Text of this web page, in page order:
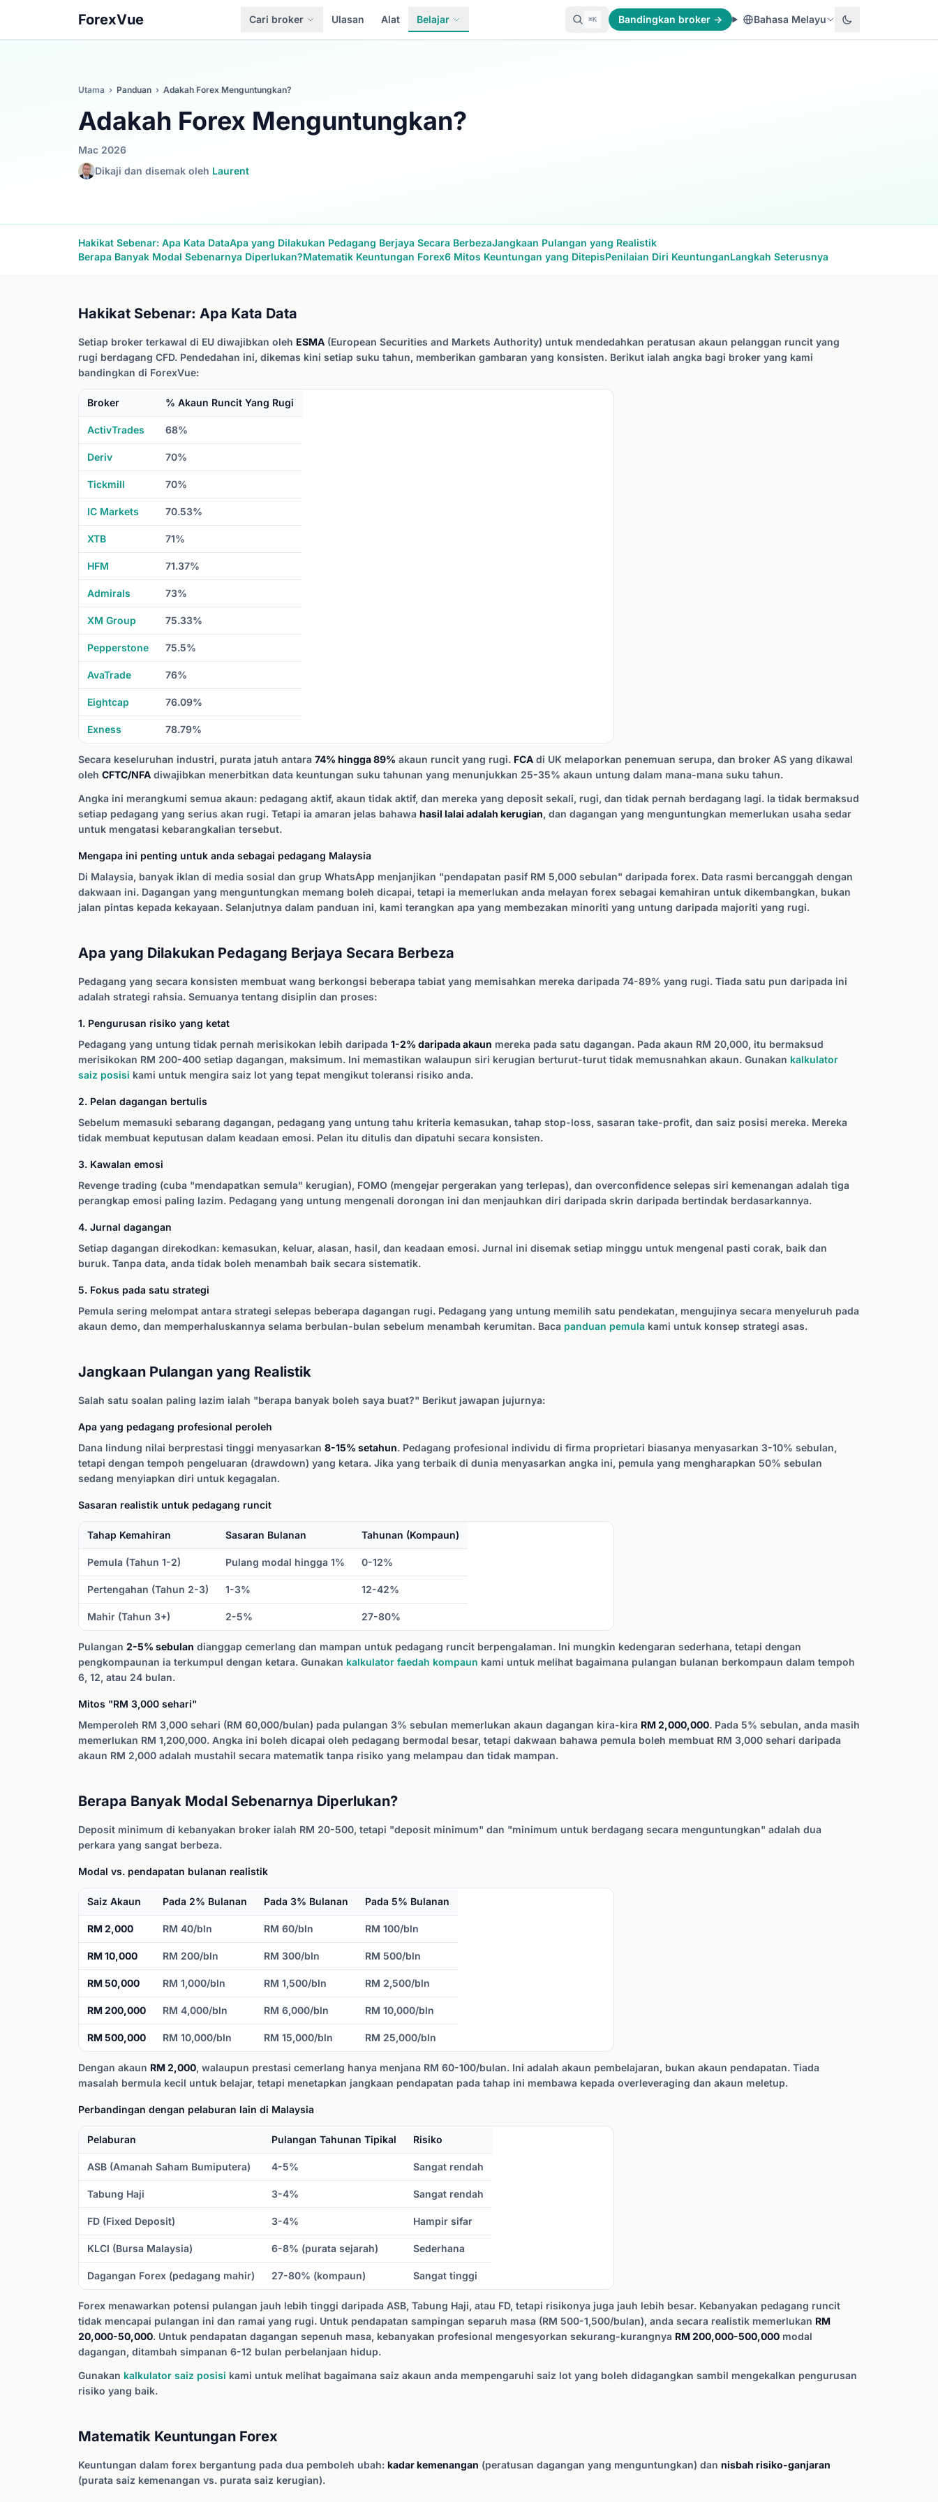
ForexVue Cari broker Ulasan Alat Belajar ⌘K Bandingkan broker → Bahasa Melayu
Utama › Panduan › Adakah Forex Menguntungkan?
Adakah Forex Menguntungkan?
Mac 2026
Dikaji dan disemak oleh Laurent
Hakikat Sebenar: Apa Kata DataApa yang Dilakukan Pedagang Berjaya Secara BerbezaJangkaan Pulangan yang Realistik
Berapa Banyak Modal Sebenarnya Diperlukan?Matematik Keuntungan Forex6 Mitos Keuntungan yang DitepisPenilaian Diri KeuntunganLangkah Seterusnya
Hakikat Sebenar: Apa Kata Data
Setiap broker terkawal di EU diwajibkan oleh ESMA (European Securities and Markets Authority) untuk mendedahkan peratusan akaun pelanggan runcit yang
rugi berdagang CFD. Pendedahan ini, dikemas kini setiap suku tahun, memberikan gambaran yang konsisten. Berikut ialah angka bagi broker yang kami
bandingkan di ForexVue:
Broker % Akaun Runcit Yang Rugi
ActivTrades 68%
Deriv 70%
Tickmill 70%
IC Markets 70.53%
XTB 71%
HFM 71.37%
Admirals 73%
XM Group 75.33%
Pepperstone 75.5%
AvaTrade 76%
Eightcap 76.09%
Exness 78.79%
Secara keseluruhan industri, purata jatuh antara 74% hingga 89% akaun runcit yang rugi. FCA di UK melaporkan penemuan serupa, dan broker AS yang dikawal
oleh CFTC/NFA diwajibkan menerbitkan data keuntungan suku tahunan yang menunjukkan 25-35% akaun untung dalam mana-mana suku tahun.
Angka ini merangkumi semua akaun: pedagang aktif, akaun tidak aktif, dan mereka yang deposit sekali, rugi, dan tidak pernah berdagang lagi. Ia tidak bermaksud
setiap pedagang yang serius akan rugi. Tetapi ia amaran jelas bahawa hasil lalai adalah kerugian, dan dagangan yang menguntungkan memerlukan usaha sedar
untuk mengatasi kebarangkalian tersebut.
Mengapa ini penting untuk anda sebagai pedagang Malaysia
Di Malaysia, banyak iklan di media sosial dan grup WhatsApp menjanjikan "pendapatan pasif RM 5,000 sebulan" daripada forex. Data rasmi bercanggah dengan
dakwaan ini. Dagangan yang menguntungkan memang boleh dicapai, tetapi ia memerlukan anda melayan forex sebagai kemahiran untuk dikembangkan, bukan
jalan pintas kepada kekayaan. Selanjutnya dalam panduan ini, kami terangkan apa yang membezakan minoriti yang untung daripada majoriti yang rugi.
Apa yang Dilakukan Pedagang Berjaya Secara Berbeza
Pedagang yang secara konsisten membuat wang berkongsi beberapa tabiat yang memisahkan mereka daripada 74-89% yang rugi. Tiada satu pun daripada ini
adalah strategi rahsia. Semuanya tentang disiplin dan proses:
1. Pengurusan risiko yang ketat
Pedagang yang untung tidak pernah merisikokan lebih daripada 1-2% daripada akaun mereka pada satu dagangan. Pada akaun RM 20,000, itu bermaksud
merisikokan RM 200-400 setiap dagangan, maksimum. Ini memastikan walaupun siri kerugian berturut-turut tidak memusnahkan akaun. Gunakan kalkulator
saiz posisi kami untuk mengira saiz lot yang tepat mengikut toleransi risiko anda.
2. Pelan dagangan bertulis
Sebelum memasuki sebarang dagangan, pedagang yang untung tahu kriteria kemasukan, tahap stop-loss, sasaran take-profit, dan saiz posisi mereka. Mereka
tidak membuat keputusan dalam keadaan emosi. Pelan itu ditulis dan dipatuhi secara konsisten.
3. Kawalan emosi
Revenge trading (cuba "mendapatkan semula" kerugian), FOMO (mengejar pergerakan yang terlepas), dan overconfidence selepas siri kemenangan adalah tiga
perangkap emosi paling lazim. Pedagang yang untung mengenali dorongan ini dan menjauhkan diri daripada skrin daripada bertindak berdasarkannya.
4. Jurnal dagangan
Setiap dagangan direkodkan: kemasukan, keluar, alasan, hasil, dan keadaan emosi. Jurnal ini disemak setiap minggu untuk mengenal pasti corak, baik dan
buruk. Tanpa data, anda tidak boleh menambah baik secara sistematik.
5. Fokus pada satu strategi
Pemula sering melompat antara strategi selepas beberapa dagangan rugi. Pedagang yang untung memilih satu pendekatan, mengujinya secara menyeluruh pada
akaun demo, dan memperhaluskannya selama berbulan-bulan sebelum menambah kerumitan. Baca panduan pemula kami untuk konsep strategi asas.
Jangkaan Pulangan yang Realistik
Salah satu soalan paling lazim ialah "berapa banyak boleh saya buat?" Berikut jawapan jujurnya:
Apa yang pedagang profesional peroleh
Dana lindung nilai berprestasi tinggi menyasarkan 8-15% setahun. Pedagang profesional individu di firma proprietari biasanya menyasarkan 3-10% sebulan,
tetapi dengan tempoh pengeluaran (drawdown) yang ketara. Jika yang terbaik di dunia menyasarkan angka ini, pemula yang mengharapkan 50% sebulan
sedang menyiapkan diri untuk kegagalan.
Sasaran realistik untuk pedagang runcit
Tahap Kemahiran Sasaran Bulanan Tahunan (Kompaun)
Pemula (Tahun 1-2) Pulang modal hingga 1% 0-12%
Pertengahan (Tahun 2-3) 1-3% 12-42%
Mahir (Tahun 3+) 2-5% 27-80%
Pulangan 2-5% sebulan dianggap cemerlang dan mampan untuk pedagang runcit berpengalaman. Ini mungkin kedengaran sederhana, tetapi dengan
pengkompaunan ia terkumpul dengan ketara. Gunakan kalkulator faedah kompaun kami untuk melihat bagaimana pulangan bulanan berkompaun dalam tempoh
6, 12, atau 24 bulan.
Mitos "RM 3,000 sehari"
Memperoleh RM 3,000 sehari (RM 60,000/bulan) pada pulangan 3% sebulan memerlukan akaun dagangan kira-kira RM 2,000,000. Pada 5% sebulan, anda masih
memerlukan RM 1,200,000. Angka ini boleh dicapai oleh pedagang bermodal besar, tetapi dakwaan bahawa pemula boleh membuat RM 3,000 sehari daripada
akaun RM 2,000 adalah mustahil secara matematik tanpa risiko yang melampau dan tidak mampan.
Berapa Banyak Modal Sebenarnya Diperlukan?
Deposit minimum di kebanyakan broker ialah RM 20-500, tetapi "deposit minimum" dan "minimum untuk berdagang secara menguntungkan" adalah dua
perkara yang sangat berbeza.
Modal vs. pendapatan bulanan realistik
Saiz Akaun Pada 2% Bulanan Pada 3% Bulanan Pada 5% Bulanan
RM 2,000 RM 40/bln RM 60/bln RM 100/bln
RM 10,000 RM 200/bln RM 300/bln RM 500/bln
RM 50,000 RM 1,000/bln RM 1,500/bln RM 2,500/bln
RM 200,000 RM 4,000/bln RM 6,000/bln RM 10,000/bln
RM 500,000 RM 10,000/bln RM 15,000/bln RM 25,000/bln
Dengan akaun RM 2,000, walaupun prestasi cemerlang hanya menjana RM 60-100/bulan. Ini adalah akaun pembelajaran, bukan akaun pendapatan. Tiada
masalah bermula kecil untuk belajar, tetapi menetapkan jangkaan pendapatan pada tahap ini membawa kepada overleveraging dan akaun meletup.
Perbandingan dengan pelaburan lain di Malaysia
Pelaburan Pulangan Tahunan Tipikal Risiko
ASB (Amanah Saham Bumiputera) 4-5% Sangat rendah
Tabung Haji 3-4% Sangat rendah
FD (Fixed Deposit) 3-4% Hampir sifar
KLCI (Bursa Malaysia) 6-8% (purata sejarah) Sederhana
Dagangan Forex (pedagang mahir) 27-80% (kompaun) Sangat tinggi
Forex menawarkan potensi pulangan jauh lebih tinggi daripada ASB, Tabung Haji, atau FD, tetapi risikonya juga jauh lebih besar. Kebanyakan pedagang runcit
tidak mencapai pulangan ini dan ramai yang rugi. Untuk pendapatan sampingan separuh masa (RM 500-1,500/bulan), anda secara realistik memerlukan RM
20,000-50,000. Untuk pendapatan dagangan sepenuh masa, kebanyakan profesional mengesyorkan sekurang-kurangnya RM 200,000-500,000 modal
dagangan, ditambah simpanan 6-12 bulan perbelanjaan hidup.
Gunakan kalkulator saiz posisi kami untuk melihat bagaimana saiz akaun anda mempengaruhi saiz lot yang boleh didagangkan sambil mengekalkan pengurusan
risiko yang baik.
Matematik Keuntungan Forex
Keuntungan dalam forex bergantung pada dua pemboleh ubah: kadar kemenangan (peratusan dagangan yang menguntungkan) dan nisbah risiko-ganjaran
(purata saiz kemenangan vs. purata saiz kerugian).